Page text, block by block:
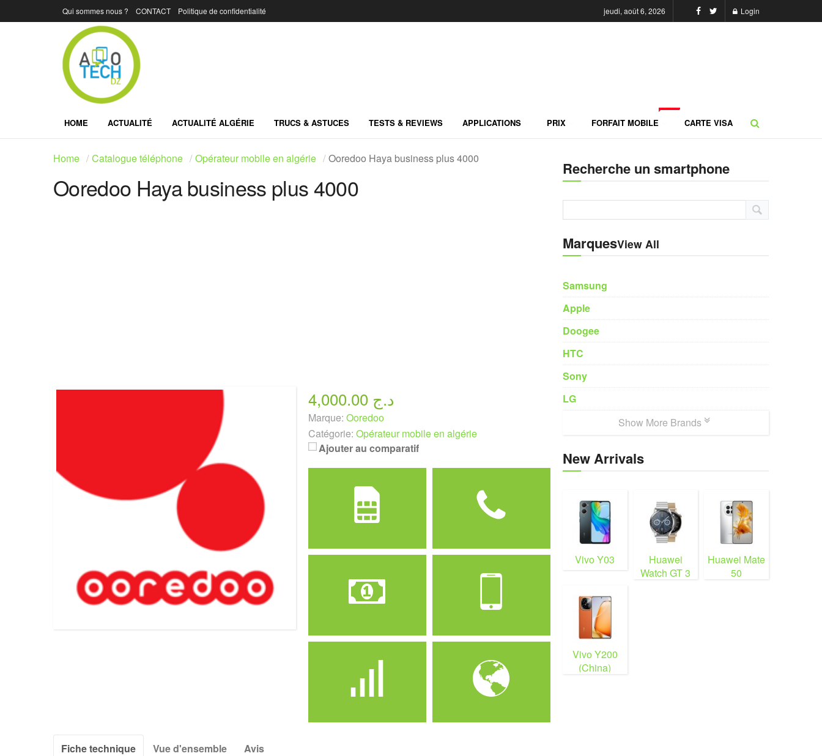
Qui sommes nous ? CONTACT Politique de confidentialité jeudi, août 6, 2026 Login
HOME ACTUALITÉ ACTUALITÉ ALGÉRIE TRUCS & ASTUCES TESTS & REVIEWS APPLICATIONS PRIX FORFAIT MOBILE CARTE VISA
Home Catalogue téléphone Opérateur mobile en algérie Ooredoo Haya business plus 4000
Ooredoo Haya business plus 4000
4,000.00 د.ج
Marque: Ooredoo
Catégorie: Opérateur mobile en algérie
Ajouter au comparatif
Operateur
Ooredoo
Forfait
business plus 4000
Prix
4000 DA
Crédit
4000 DA
Fiche technique Vue d'ensemble Avis
Recherche un smartphone
MarquesView All
Samsung
Apple
Doogee
HTC
Sony
LG
Show More Brands
New Arrivals
Vivo Y03
Huawei
Watch GT 3
Huawei Mate
50
Vivo Y200
(China)